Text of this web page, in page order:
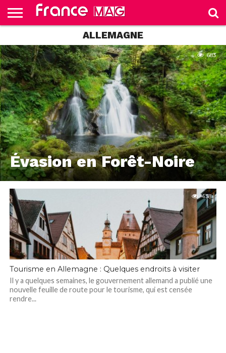
FRANCE
HOME
TEST
SLIDE
ALLEMAGNE
Évasion en Forêt-Noire
683
438
Tourisme en Allemagne : Quelques endroits à visiter
Il y a quelques semaines, le gouvernement allemand a publié une
nouvelle feuille de route pour le tourisme, qui est censée
rendre...